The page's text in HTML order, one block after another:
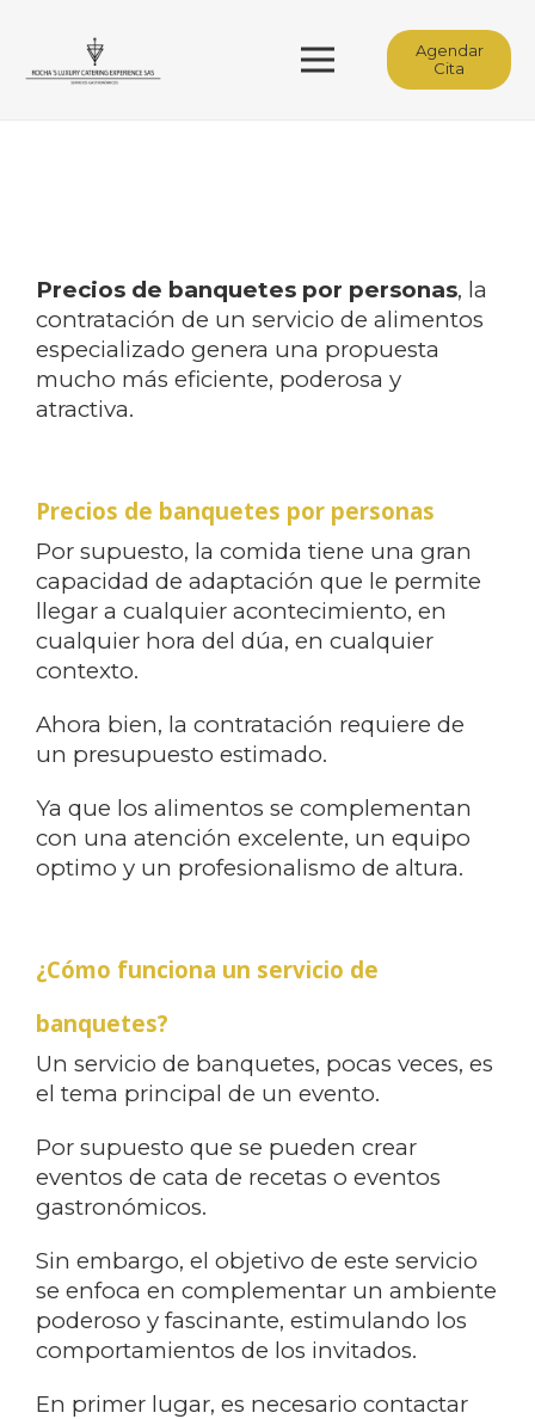
Agendar
Cita
Precios de banquetes por personas, la
contratación de un servicio de alimentos
especializado genera una propuesta
mucho más eficiente, poderosa y
atractiva.
Precios de banquetes por personas
Por supuesto, la comida tiene una gran
capacidad de adaptación que le permite
llegar a cualquier acontecimiento, en
cualquier hora del dúa, en cualquier
contexto.
Ahora bien, la contratación requiere de
un presupuesto estimado.
Ya que los alimentos se complementan
con una atención excelente, un equipo
optimo y un profesionalismo de altura.
¿Cómo funciona un servicio de
banquetes?
Un servicio de banquetes, pocas veces, es
el tema principal de un evento.
Por supuesto que se pueden crear
eventos de cata de recetas o eventos
gastronómicos.
Sin embargo, el objetivo de este servicio
se enfoca en complementar un ambiente
poderoso y fascinante, estimulando los
comportamientos de los invitados.
En primer lugar, es necesario contactar